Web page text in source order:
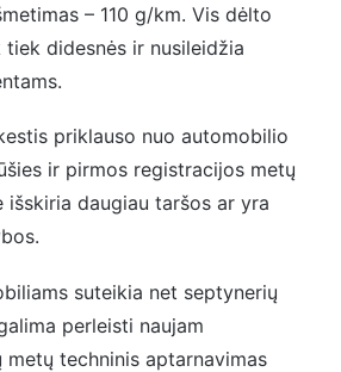
– 110 g/km. Vis dėlto
didesnės ir nusileidžia
priklauso nuo automobilio
ir pirmos registracijos metų
išskiria daugiau taršos ar yra
suteikia net septynerių
perleisti naujam
metų techninis aptarnavimas